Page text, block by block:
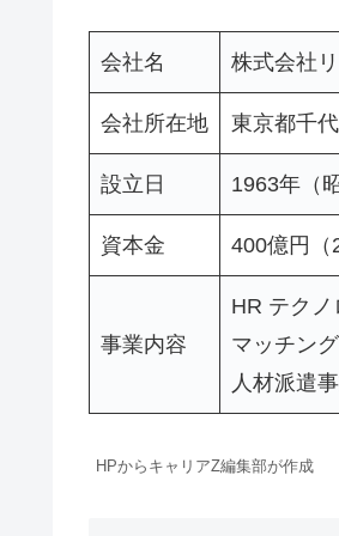
会社名 株式会社
会社所在地 東京都千
設立日 1963年（
資本金 400億円（
事業内容
HR テク
マッチン
人材派遣
HPからキャリアZ編集部が作成